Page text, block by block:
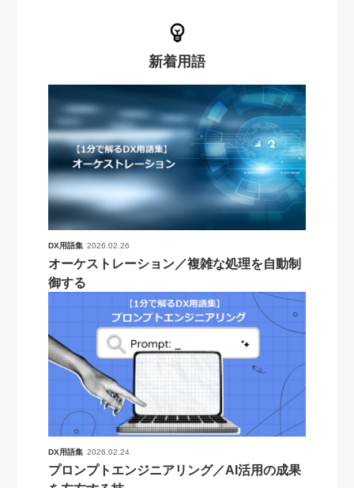
新着用語
DX用語集 2026.02.26
オーケストレーション／複雑な処理を自動制
御する
DX用語集 2026.02.24
プロンプトエンジニアリング／AI活用の成果